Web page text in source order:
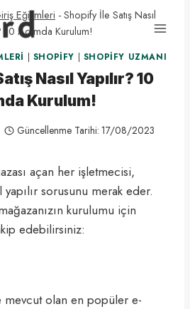
Eğitimleri - Shopify İle Satış Nasıl
10 Adımda Kurulum!
| SHOPIFY | SHOPIFY UZMANI
Nasıl Yapılır? 10
Kurulum!
Güncellenme Tarihi: 17/08/2023
açan her işletmecisi,
yapılır sorusunu merak eder.
kurulumu için
edebilirsiniz:
mevcut olan en popüler e-